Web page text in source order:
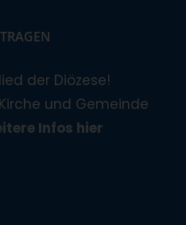
der Diözese!
und Gemeinde
Infos hier